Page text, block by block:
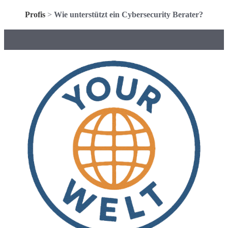
Profis > Wie unterstützt ein Cybersecurity Berater?